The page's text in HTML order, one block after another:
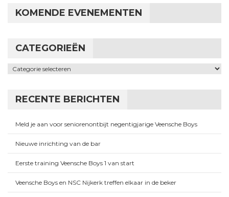
KOMENDE EVENEMENTEN
CATEGORIEËN
Categorieën
RECENTE BERICHTEN
Meld je aan voor seniorenontbijt negentigjarige Veensche Boys
Nieuwe inrichting van de bar
Eerste training Veensche Boys 1 van start
Veensche Boys en NSC Nijkerk treffen elkaar in de beker